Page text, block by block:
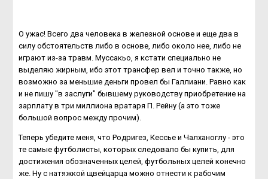
О ужас! Всего два человека в железной основе и еще два в
силу обстоятельств либо в основе, либо около нее, либо не
играют из-за травм. Муссакьо, я кстати специально не
выделяю жирным, ибо этот трансфер вел и точно также, но
возможно за меньшие деньги провел бы Галлиани. Равно как
и не пишу "в заслуги" бывшему руководству приобретение на
зарплату в три миллиона вратаря П. Рейну (а это тоже
большой вопрос между прочим).
Теперь убедите меня, что Родригез, Кессье и Чалханоглу - это
те самые футболисты, которых следовало бы купить, для
достижения обозначенных целей, футбольных целей конечно
же. Ну с натяжкой щвейцарца можно отнести к рабочим